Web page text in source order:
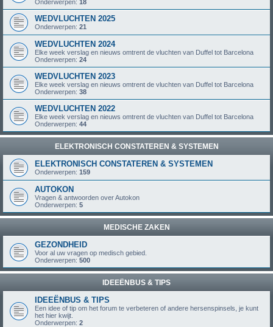
Onderwerpen: 18
WEDVLUCHTEN 2025
Onderwerpen: 21
WEDVLUCHTEN 2024
Elke week verslag en nieuws omtrent de vluchten van Duffel tot Barcelona
Onderwerpen: 24
WEDVLUCHTEN 2023
Elke week verslag en nieuws omtrent de vluchten van Duffel tot Barcelona
Onderwerpen: 38
WEDVLUCHTEN 2022
Elke week verslag en nieuws omtrent de vluchten van Duffel tot Barcelona
Onderwerpen: 44
ELEKTRONISCH CONSTATEREN & SYSTEMEN
ELEKTRONISCH CONSTATEREN & SYSTEMEN
Onderwerpen: 159
AUTOKON
Vragen & antwoorden over Autokon
Onderwerpen: 5
MEDISCHE ZAKEN
GEZONDHEID
Voor al uw vragen op medisch gebied.
Onderwerpen: 500
IDEEËNBUS & TIPS
IDEEËNBUS & TIPS
Een idee of tip om het forum te verbeteren of andere hersenspinsels, je kunt
het hier kwijt.
Onderwerpen: 2